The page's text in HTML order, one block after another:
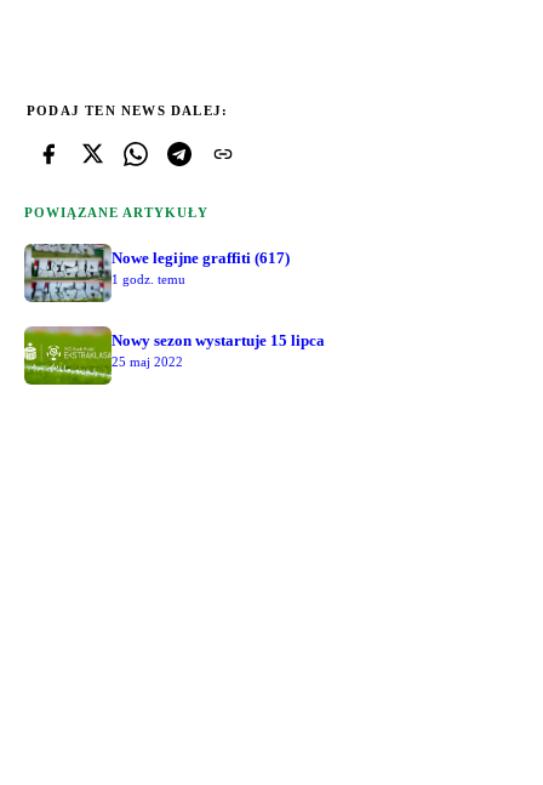
PODAJ TEN NEWS DALEJ:
POWIĄZANE ARTYKUŁY
Nowe legijne graffiti (617)
1 godz. temu
Nowy sezon wystartuje 15 lipca
25 maj 2022